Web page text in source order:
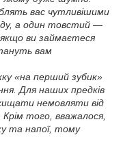
вас чутливішими
а один товстий —
ви займаєтеся
вам
«на перший зубик»
Для наших предків
немовляти від
того, вважалося,
та напої, тому